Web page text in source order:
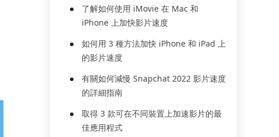
了解如何使用 iMovie 在 Mac 和
iPhone 上加快影片速度
如何用 3 種方法加快 iPhone 和 iPad 上
的影片速度
有關如何減慢 Snapchat 2022 影片速度
的詳細指南
取得 3 款可在不同裝置上加速影片的最
佳應用程式